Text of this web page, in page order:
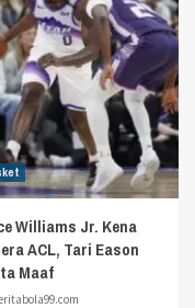
Williams Jr. Kena
ACL, Tari Eason
Maaf